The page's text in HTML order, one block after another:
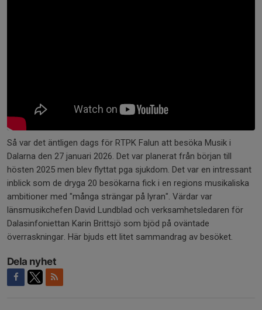
Så var det äntligen dags för RTPK Falun att besöka Musik i
Dalarna den 27 januari 2026. Det var planerat från början till
hösten 2025 men blev flyttat pga sjukdom. Det var en intressant
inblick som de dryga 20 besökarna fick i en regions musikaliska
ambitioner med "många strängar på lyran". Värdar var
länsmusikchefen David Lundblad och verksamhetsledaren för
Dalasinfoniettan Karin Brittsjö som bjöd på oväntade
överraskningar. Här bjuds ett litet sammandrag av besöket.
Dela nyhet